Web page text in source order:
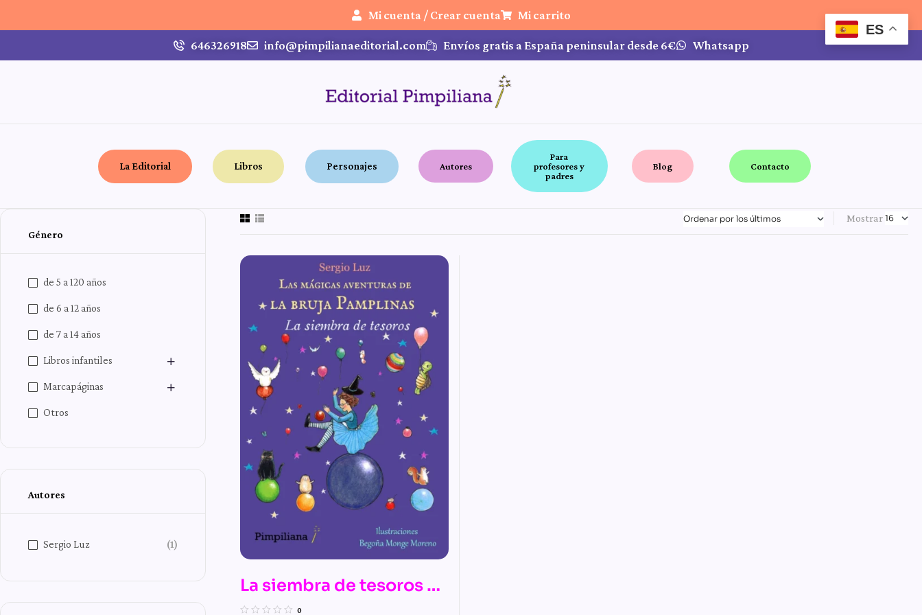
Mi cuenta / Crear cuenta Mi carrito
646326918 info@pimpilianaeditorial.com Envíos gratis a España peninsular desde 6€ Whatsapp
La Editorial Libros Personajes Autores
Para
profesores y
padres
Blog Contacto
Mostrar
La siembra de tesoros –
n.º 6 de Las mágicas
0
Género
de 5 a 120 años
de 6 a 12 años
de 7 a 14 años
Libros infantiles
Marcapáginas
Otros
Autores
Sergio Luz (1)
ES